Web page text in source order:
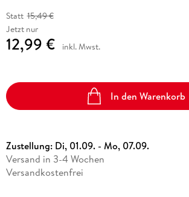
Statt 15,49 €
Jetzt nur
12,99 € inkl. Mwst.
In den Warenkorb
Zustellung: Di, 01.09. - Mo, 07.09.
Versand in 3-4 Wochen
Versandkostenfrei